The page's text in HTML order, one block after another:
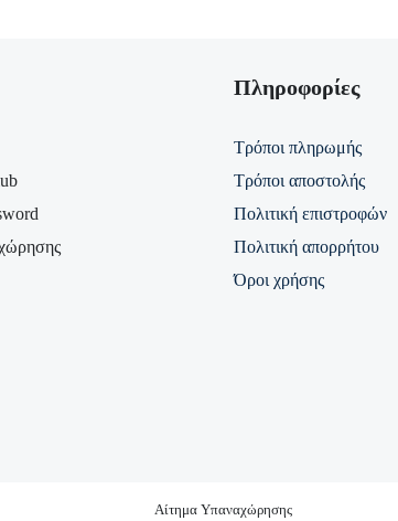
Πληροφορίες
Τρόποι πληρωμής
Τρόποι αποστολής
Πολιτική επιστροφών
Πολιτική απορρήτου
Όροι χρήσης
Αίτημα Υπαναχώρησης